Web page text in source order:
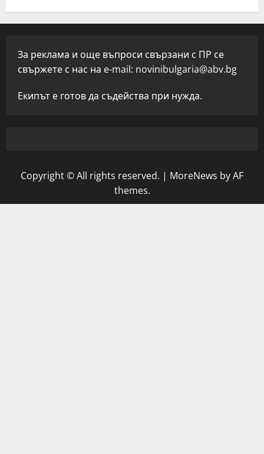
За реклама и още въпроси свързани с ПР се
свържете с нас на e-mail: novinibulgaria@abv.bg
Екипът е готов да съдейства при нужда.
Copyright © All rights reserved. | MoreNews by AF
themes.